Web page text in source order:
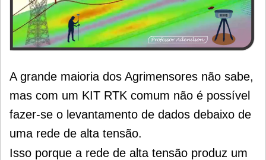
A grande maioria dos Agrimensores não sabe,
mas com um KIT RTK comum não é possível
fazer-se o levantamento de dados debaixo de
uma rede de alta tensão.
Isso porque a rede de alta tensão produz um